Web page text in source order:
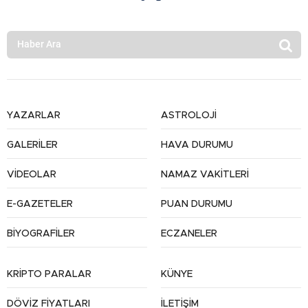
YAZARLAR
GALERİLER
VİDEOLAR
E-GAZETELER
BİYOGRAFİLER
ASTROLOJİ
HAVA DURUMU
NAMAZ VAKİTLERİ
PUAN DURUMU
ECZANELER
KRİPTO PARALAR
DÖVİZ FİYATLARI
KÜNYE
İLETİŞİM